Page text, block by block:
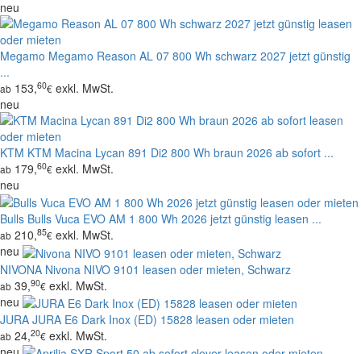
neu
Megamo Megamo Reason AL 07 800 Wh schwarz 2027 jetzt günstig
...
ab 153,60€ exkl. MwSt.
neu
KTM KTM Macina Lycan 891 Di2 800 Wh braun 2026 ab sofort ...
ab 179,60€ exkl. MwSt.
neu
Bulls Bulls Vuca EVO AM 1 800 Wh 2026 jetzt günstig leasen ...
ab 210,85€ exkl. MwSt.
neu
NIVONA Nivona NIVO 9101 leasen oder mieten, Schwarz
ab 39,90€ exkl. MwSt.
neu
JURA JURA E6 Dark Inox (ED) 15828 leasen oder mieten
ab 24,20€ exkl. MwSt.